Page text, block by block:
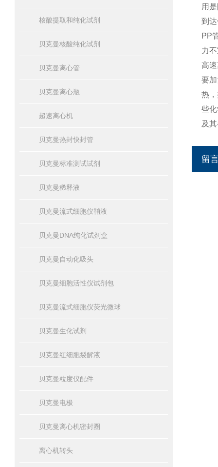
核酸提取和纯化试剂
贝克曼核酸纯化试剂
贝克曼离心管
贝克曼离心瓶
超速离心机
贝克曼热封快封管
贝克曼标准测试试剂
贝克曼稀释液
贝克曼流式细胞仪鞘液
贝克曼DNA纯化试剂盒
贝克曼自动化吸头
贝克曼细胞活性仪试剂包
贝克曼流式细胞仪荧光微球
贝克曼生化试剂
贝克曼红细胞裂解液
贝克曼粒度仪配件
贝克曼电极
贝克曼离心机密封圈
离心机转头
用
到
PP
力
高
要
热
些
及
留